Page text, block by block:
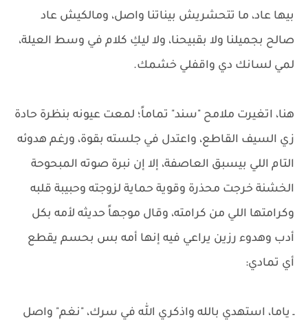
بيها عاد، ما تتحشريش بيناتنا واصل، ومالكيش عاد
صالح بجميلنا ولا بقبيحنا، ولا ليكِ كلام في وسط العيلة،
لمي لسانك دي واقفلي خشمك.
هنا، اتغيرت ملامح "سند" تماماً؛ لمعت عيونه بنظرة حادة
زي السيف القاطع، واعتدل في جلسته بقوة، ورغم هدوئه
التام اللي بيسبق العاصفة، إلا إن نبرة صوته المبحوحة
الخشنة خرجت محذرة وقوية حماية لزوجته وحبيبة قلبه
وكرامتها اللي من كرامته، وقال موجهاً حديثه لأمه بكل
أدب وهدوء رزين يراعي فيه إنها أمه بس بحسم يقطع
أي تمادي:
ـ ياما، استهدي بالله واذكري الله في سرك، "نغم" واصل